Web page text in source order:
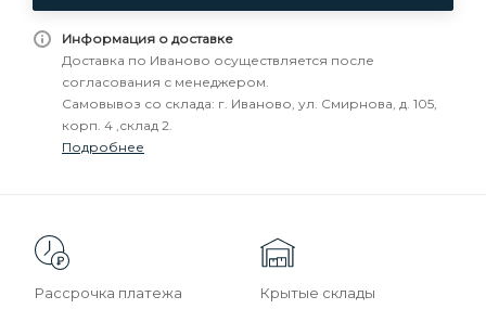
Информация о доставке
Доставка по Иваново осуществляется после
согласования с менеджером.
Самовывоз со склада: г. Иваново, ул. Смирнова, д. 105,
корп. 4 ,склад 2.
Подробнее
Рассрочка платежа Крытые склады